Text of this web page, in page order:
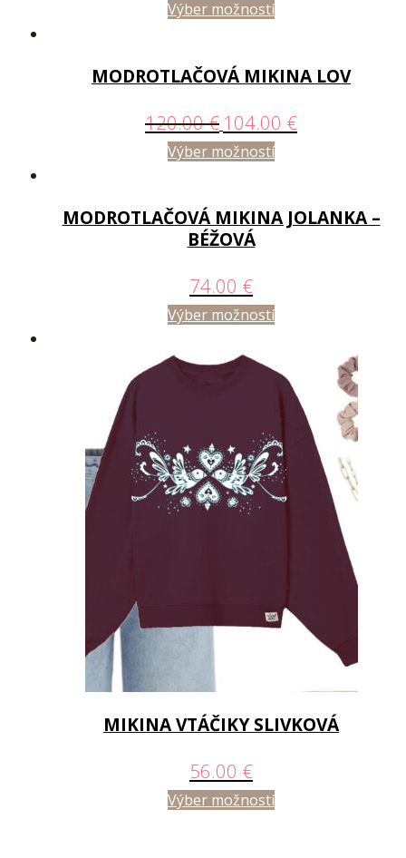
Výber možností
MODROTLAČOVÁ MIKINA LOV
120.00€ 104.00 €
Výber možností
MODROTLAČOVÁ MIKINA JOLANKA –
BÉŽOVÁ
74.00 €
Výber možností
MIKINA VTÁČIKY SLIVKOVÁ
56.00 €
Výber možností